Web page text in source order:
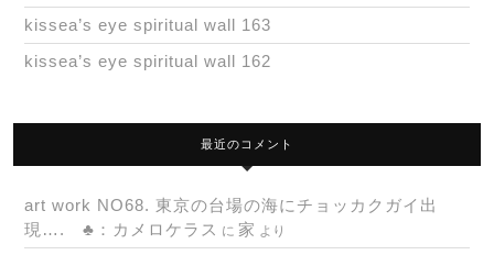
kissea’s eye spiritual wall 163
kissea’s eye spiritual wall 162
最近のコメント
art work NO68. 東京の台場の海にチョッカクガイ出
現…. ♣：カメロケラス に 家 より